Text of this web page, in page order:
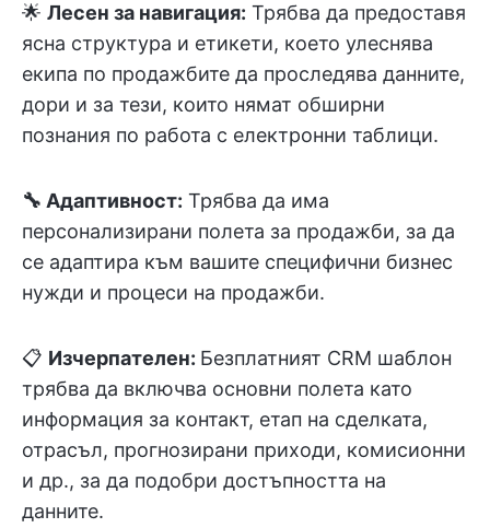
🌟 Лесен за навигация: Трябва да предоставя
ясна структура и етикети, което улеснява
екипа по продажбите да проследява данните,
дори и за тези, които нямат обширни
познания по работа с електронни таблици.
🔧 Адаптивност: Трябва да има
персонализирани полета за продажби, за да
се адаптира към вашите специфични бизнес
нужди и процеси на продажби.
📋 Изчерпателен: Безплатният CRM шаблон
трябва да включва основни полета като
информация за контакт, етап на сделката,
отрасъл, прогнозирани приходи, комисионни
и др., за да подобри достъпността на
данните.